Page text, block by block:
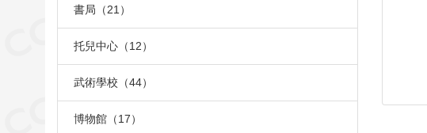
書局（21）
托兒中心（12）
武術學校（44）
博物館（17）